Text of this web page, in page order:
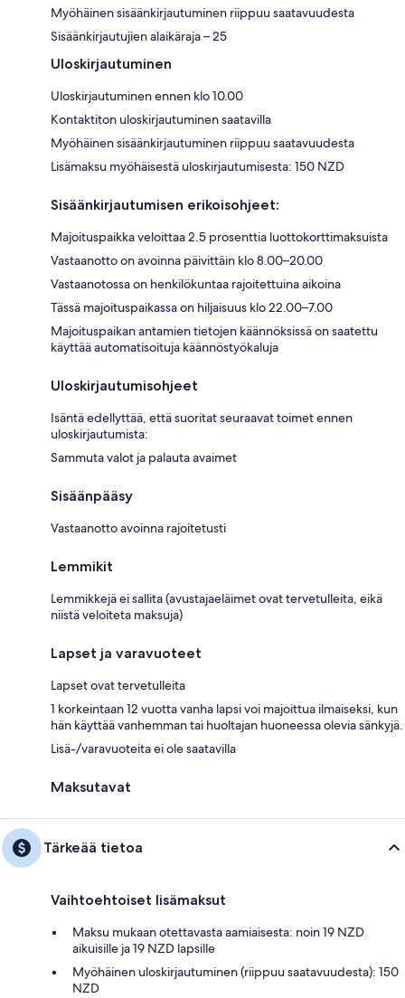
Myöhäinen sisäänkirjautuminen riippuu saatavuudesta
Sisäänkirjautujien alaikäraja – 25
Uloskirjautuminen
Uloskirjautuminen ennen klo 10.00
Kontaktiton uloskirjautuminen saatavilla
Myöhäinen sisäänkirjautuminen riippuu saatavuudesta
Lisämaksu myöhäisestä uloskirjautumisesta: 150 NZD
Sisäänkirjautumisen erikoisohjeet:
Majoituspaikka veloittaa 2.5 prosenttia luottokorttimaksuista
Vastaanotto on avoinna päivittäin klo 8.00–20.00
Vastaanotossa on henkilökuntaa rajoitettuina aikoina
Tässä majoituspaikassa on hiljaisuus klo 22.00–7.00
Majoituspaikan antamien tietojen käännöksissä on saatettu
käyttää automatisoituja käännöstyökaluja
Uloskirjautumisohjeet
Isäntä edellyttää, että suoritat seuraavat toimet ennen
uloskirjautumista:
Sammuta valot ja palauta avaimet
Sisäänpääsy
Vastaanotto avoinna rajoitetusti
Lemmikit
Lemmikkejä ei sallita (avustajaeläimet ovat tervetulleita, eikä
niistä veloiteta maksuja)
Lapset ja varavuoteet
Lapset ovat tervetulleita
1 korkeintaan 12 vuotta vanha lapsi voi majoittua ilmaiseksi, kun
hän käyttää vanhemman tai huoltajan huoneessa olevia sänkyjä.
Lisä-/varavuoteita ei ole saatavilla
Maksutavat
Tärkeää tietoa
Vaihtoehtoiset lisämaksut
Maksu mukaan otettavasta aamiaisesta: noin 19 NZD
aikuisille ja 19 NZD lapsille
Myöhäinen uloskirjautuminen (riippuu saatavuudesta): 150
NZD